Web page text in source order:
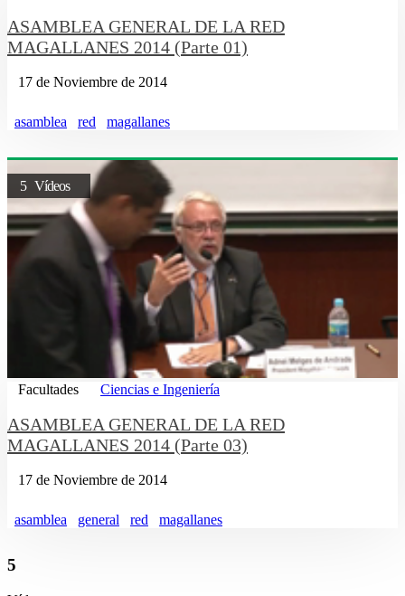
ASAMBLEA GENERAL DE LA RED
MAGALLANES 2014 (Parte 01)
17 de Noviembre de 2014
asamblea red magallanes
5 Vídeos
Facultades Ciencias e Ingeniería
ASAMBLEA GENERAL DE LA RED
MAGALLANES 2014 (Parte 03)
17 de Noviembre de 2014
asamblea general red magallanes
5